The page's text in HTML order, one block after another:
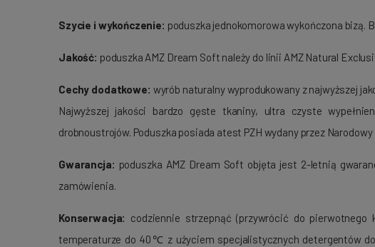
Szycie i wykończenie: poduszka jednokomorowa wykończona bizą.
Jakość: poduszka AMZ Dream Soft należy do linii AMZ Natural
Cechy dodatkowe: wyrób naturalny wyprodukowany z najwyższej
Najwyższej jakości bardzo gęste tkaniny, ultra czyste
drobnoustrojów. Poduszka posiada atest PZH wydany przez
Gwarancja: poduszka AMZ Dream Soft objęta jest 2-letnią
zamówienia.
Konserwacja: codziennie strzepnąć (przywrócić do
temperaturze do 40℃ z użyciem specjalistycznych detergentów